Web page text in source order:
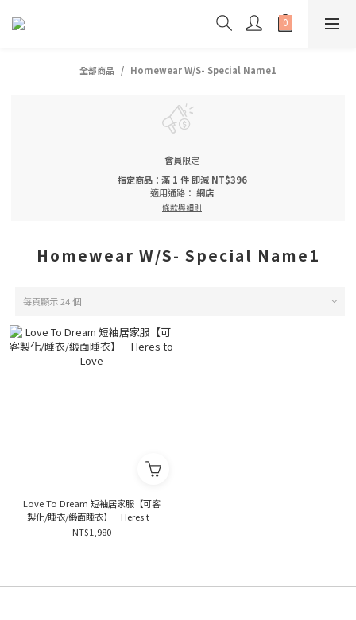
全部商品 Homewear W/S- Special Name1
會員限定
指定商品：滿 1 件 即減 NT$396
適用通路： 網店
條款與細則
Homewear W/S- Special Name1
每頁顯示 24 個
Love To Dream 短袖居家服【可客
製化/睡衣/緞面睡衣】－Heres to
Love
NT$1,980